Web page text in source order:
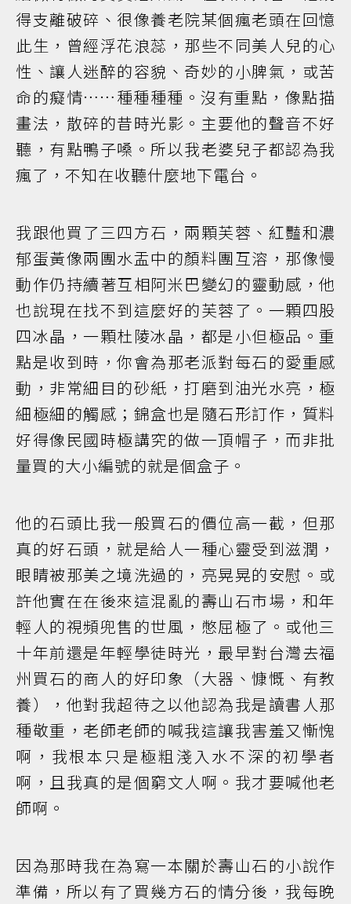
得支離破碎、很像養老院某個瘋老頭在回憶
此生，曾經浮花浪蕊，那些不同美人兒的心
性、讓人迷醉的容貌、奇妙的小脾氣，或苦
命的癡情……種種種種。沒有重點，像點描
畫法，散碎的昔時光影。主要他的聲音不好
聽，有點鴨子嗓。所以我老婆兒子都認為我
瘋了，不知在收聽什麼地下電台。
我跟他買了三四方石，兩顆芙蓉、紅豔和濃
郁蛋黃像兩團水盂中的顏料團互溶，那像慢
動作仍持續著互相阿米巴變幻的靈動感，他
也說現在找不到這麼好的芙蓉了。一顆四股
四冰晶，一顆杜陵冰晶，都是小但極品。重
點是收到時，你會為那老派對每石的愛重感
動，非常細目的砂紙，打磨到油光水亮，極
細極細的觸感；錦盒也是隨石形訂作，質料
好得像民國時極講究的做一頂帽子，而非批
量買的大小編號的就是個盒子。
他的石頭比我一般買石的價位高一截，但那
真的好石頭，就是給人一種心靈受到滋潤，
眼睛被那美之境洗過的，亮晃晃的安慰。或
許他實在在後來這混亂的壽山石市場，和年
輕人的視頻兜售的世風，憋屈極了。或他三
十年前還是年輕學徒時光，最早對台灣去福
州買石的商人的好印象（大器、慷慨、有教
養），他對我超待之以他認為我是讀書人那
種敬重，老師老師的喊我這讓我害羞又慚愧
啊，我根本只是極粗淺入水不深的初學者
啊，且我真的是個窮文人啊。我才要喊他老
師啊。
因為那時我在為寫一本關於壽山石的小說作
準備，所以有了買幾方石的情分後，我每晚